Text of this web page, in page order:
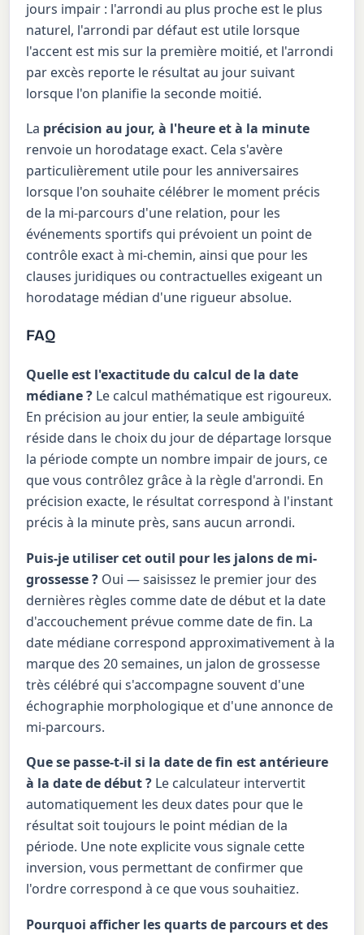
jours impair : l'arrondi au plus proche est le plus
naturel, l'arrondi par défaut est utile lorsque
l'accent est mis sur la première moitié, et l'arrondi
par excès reporte le résultat au jour suivant
lorsque l'on planifie la seconde moitié.
La précision au jour, à l'heure et à la minute
renvoie un horodatage exact. Cela s'avère
particulièrement utile pour les anniversaires
lorsque l'on souhaite célébrer le moment précis
de la mi-parcours d'une relation, pour les
événements sportifs qui prévoient un point de
contrôle exact à mi-chemin, ainsi que pour les
clauses juridiques ou contractuelles exigeant un
horodatage médian d'une rigueur absolue.
FAQ
Quelle est l'exactitude du calcul de la date
médiane ? Le calcul mathématique est rigoureux.
En précision au jour entier, la seule ambiguïté
réside dans le choix du jour de départage lorsque
la période compte un nombre impair de jours, ce
que vous contrôlez grâce à la règle d'arrondi. En
précision exacte, le résultat correspond à l'instant
précis à la minute près, sans aucun arrondi.
Puis-je utiliser cet outil pour les jalons de mi-
grossesse ? Oui — saisissez le premier jour des
dernières règles comme date de début et la date
d'accouchement prévue comme date de fin. La
date médiane correspond approximativement à la
marque des 20 semaines, un jalon de grossesse
très célébré qui s'accompagne souvent d'une
échographie morphologique et d'une annonce de
mi-parcours.
Que se passe-t-il si la date de fin est antérieure
à la date de début ? Le calculateur intervertit
automatiquement les deux dates pour que le
résultat soit toujours le point médian de la
période. Une note explicite vous signale cette
inversion, vous permettant de confirmer que
l'ordre correspond à ce que vous souhaitiez.
Pourquoi afficher les quarts de parcours et des